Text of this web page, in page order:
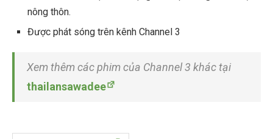
nông thôn.
Được phát sóng trên kênh Channel 3
Xem thêm các phim của Channel 3 khác tại
thailansawadee